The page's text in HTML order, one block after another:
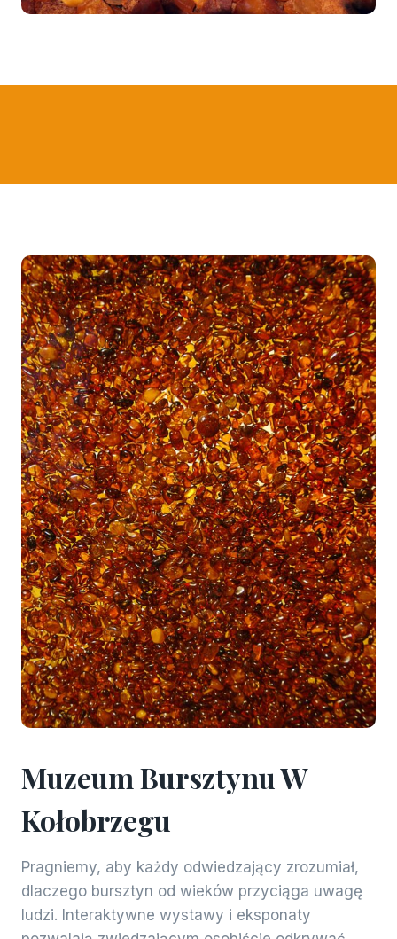
Muzeum Bursztynu W
Kołobrzegu
Pragniemy, aby każdy odwiedzający zrozumiał,
dlaczego bursztyn od wieków przyciąga uwagę
ludzi. Interaktywne wystawy i eksponaty